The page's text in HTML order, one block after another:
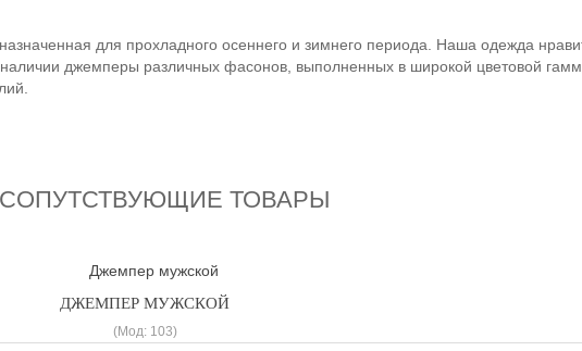
для прохладного осеннего и зимнего периода. Наша одежда
джемперы различных фасонов, выполненных в широкой цветовой
СОПУТСТВУЮЩИЕ ТОВАРЫ
ДЖЕМПЕР МУЖСКОЙ
(Мод: 103)